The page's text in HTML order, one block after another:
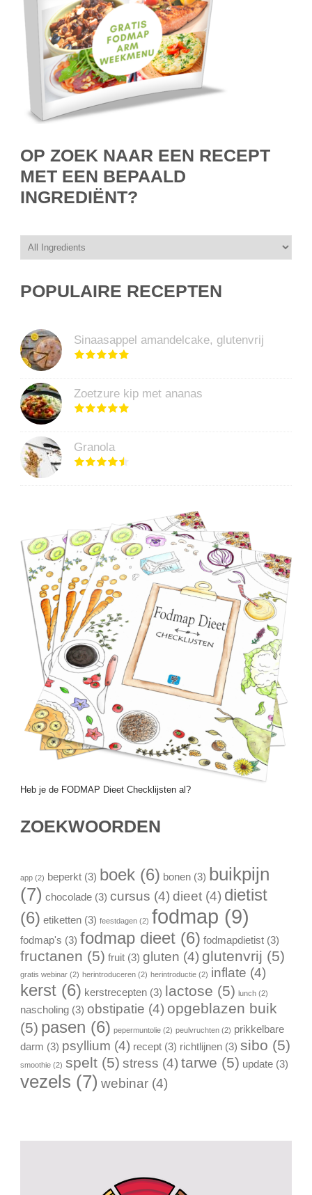
OP ZOEK NAAR EEN RECEPT
MET EEN BEPAALD
INGREDIËNT?
POPULAIRE RECEPTEN
Sinaasappel amandelcake, glutenvrij
Zoetzure kip met ananas
Granola
Heb je de FODMAP Dieet Checklijsten al?
ZOEKWOORDEN
app (2) beperkt (3) boek (6) bonen (3) buikpijn
(7) chocolade (3) cursus (4) dieet (4) dietist
(6) etiketten (3) feestdagen (2) fodmap (9)
fodmap's (3) fodmap dieet (6) fodmapdietist (3)
fructanen (5) fruit (3) gluten (4) glutenvrij (5)
gratis webinar (2) herintroduceren (2) herintroductie (2) inflate (4)
kerst (6) kerstrecepten (3) lactose (5) lunch (2)
nascholing (3) obstipatie (4) opgeblazen buik
(5) pasen (6) pepermuntolie (2) peulvruchten (2) prikkelbare
darm (3) psyllium (4) recept (3) richtlijnen (3) sibo (5)
smoothie (2) spelt (5) stress (4) tarwe (5) update (3)
vezels (7) webinar (4)